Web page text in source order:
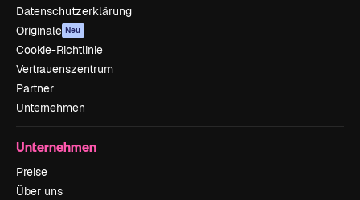
Datenschutzerklärung
Originale Neu
Cookie-Richtlinie
Vertrauenszentrum
Partner
Unternehmen
Unternehmen
Preise
Über uns